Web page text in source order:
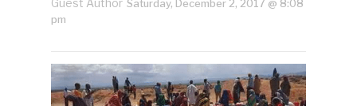
Saturday, December 2, 2017 @ 8:08
pm